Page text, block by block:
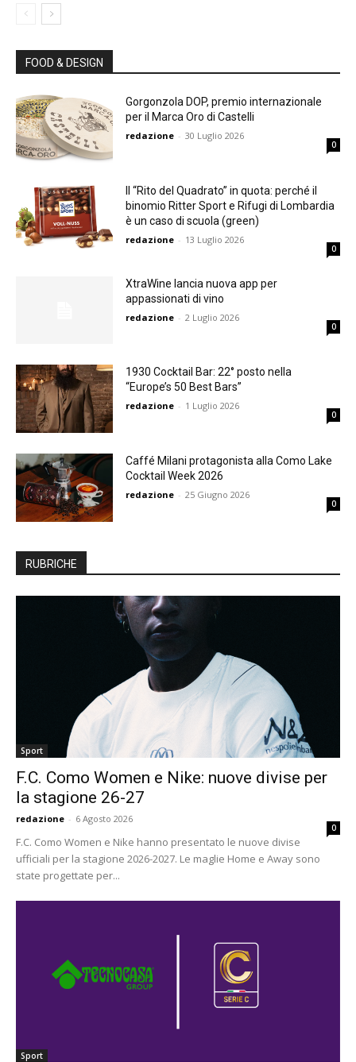
FOOD & DESIGN
Gorgonzola DOP, premio internazionale
per il Marca Oro di Castelli
redazione - 30 Luglio 2026
0
Il “Rito del Quadrato” in quota: perché il
binomio Ritter Sport e Rifugi di Lombardia
è un caso di scuola (green)
redazione - 13 Luglio 2026
0
XtraWine lancia nuova app per
appassionati di vino
redazione - 2 Luglio 2026
0
1930 Cocktail Bar: 22° posto nella
“Europe’s 50 Best Bars”
redazione - 1 Luglio 2026
0
Caffé Milani protagonista alla Como Lake
Cocktail Week 2026
redazione - 25 Giugno 2026
0
RUBRICHE
Sport
F.C. Como Women e Nike: nuove divise per
la stagione 26-27
redazione - 6 Agosto 2026
0
F.C. Como Women e Nike hanno presentato le nuove divise
ufficiali per la stagione 2026-2027. Le maglie Home e Away sono
state progettate per...
Sport